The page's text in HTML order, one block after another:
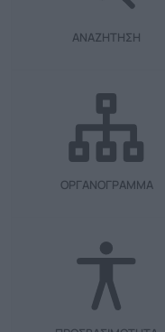
ΑΝΑΖΗΤΗΣΗ
ΟΡΓΑΝΟΓΡΑΜΜΑ